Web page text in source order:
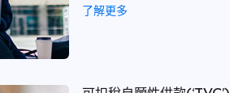
了解更多